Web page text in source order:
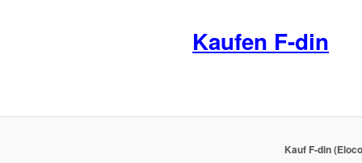
Kaufen F-din
Kauf F-din